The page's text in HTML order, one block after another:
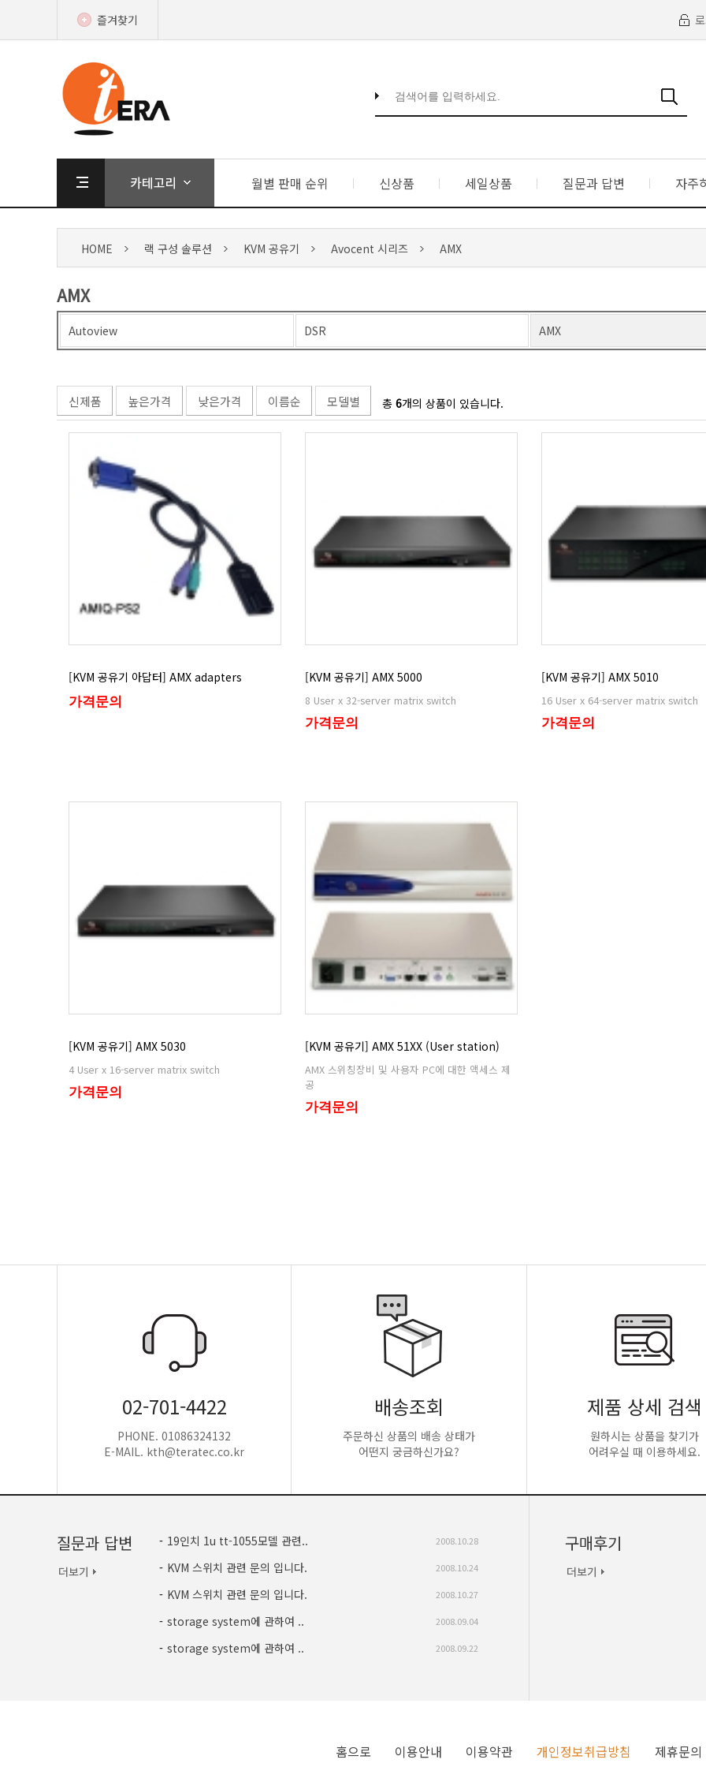
즐겨찾기
월별 판매 순위 신상품 세일상품 질문과 답변 자주
HOME 랙 구성 솔루션 KVM 공유기 Avocent 시리즈 AMX
AMX
Autoview DSR AMX
신제품 높은가격 낮은가격 이름순 모델별 총 6개의 상품이 있습니다.
[KVM 공유기 아답터] AMX adapters
가격문의
[KVM 공유기] AMX 5000
8 User x 32-server matrix switch
가격문의
[KVM 공유기] AMX 5010
16 User x 64-server matrix switch
가격문의
[KVM 공유기] AMX 5030
4 User x 16-server matrix switch
가격문의
[KVM 공유기] AMX 51XX (User station)
공
가격문의
02-701-4422
PHONE. 01086324132
E-MAIL. kth@teratec.co.kr
배송조회
주문하신 상품의 배송 상태가
어떤지 궁금하신가요?
제품 상세 검색
원하시는 상품을 찾기가
어려우실 때 이용하세요.
질문과 답변 - 19인치 1u tt-1055모델 관련.. 2008.10.28
- KVM 스위치 관련 문의 입니다. 2008.10.24
- KVM 스위치 관련 문의 입니다. 2008.10.27
- storage system에 관하여 .. 2008.09.04
- storage system에 관하여 .. 2008.09.22
구매후기
홈으로 이용안내 이용약관 개인정보취급방침 제휴문의